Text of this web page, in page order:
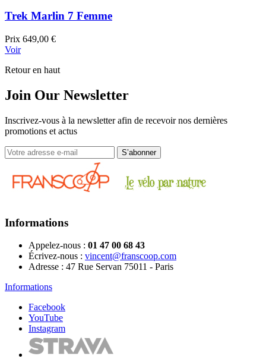
Trek Marlin 7 Femme
Prix 649,00 €
Voir
Retour en haut
Join Our Newsletter
Inscrivez-vous à la newsletter afin de recevoir nos dernières
promotions et actus
Informations
Appelez-nous : 01 47 00 68 43
Écrivez-nous : vincent@franscoop.com
Adresse : 47 Rue Servan 75011 - Paris
Informations
Facebook
YouTube
Instagram